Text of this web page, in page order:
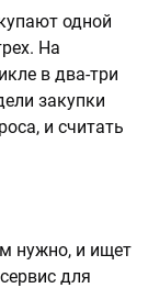
одной
На
в два-три
закупки
и считать
нужно, и ищет
для